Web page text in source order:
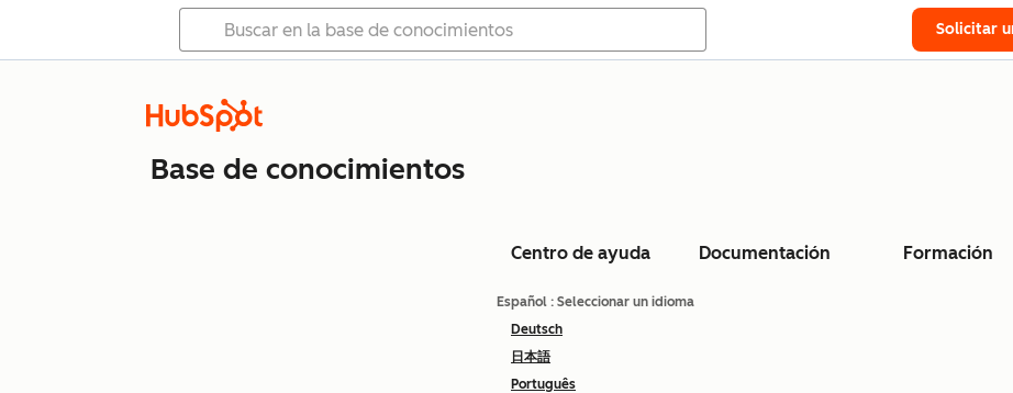
Solicitar
Base de conocimientos
Centro de ayuda Documentación Formación
Español : Seleccionar un idioma
Deutsch
日本語
Português